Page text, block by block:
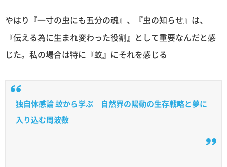
やはり『一寸の虫にも五分の魂』、『虫の知らせ』は、
『伝える為に生まれ変わった役割』として重要なんだと感
じた。私の場合は特に『蚊』にそれを感じる
独自体感論 蚊から学ぶ 自然界の陽動の生存戦略と夢に
入り込む周波数